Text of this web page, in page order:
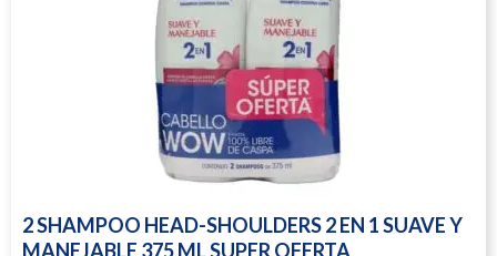
2 SHAMPOO HEAD-SHOULDERS 2 EN 1 SUAVE Y
MANEJABLE 375 ML SUPER OFERTA